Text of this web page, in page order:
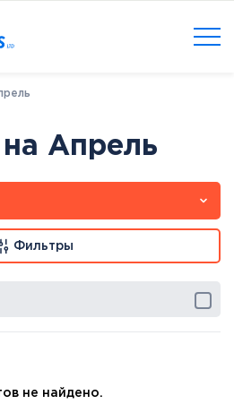
Апрель
Фильтры
не найдено.